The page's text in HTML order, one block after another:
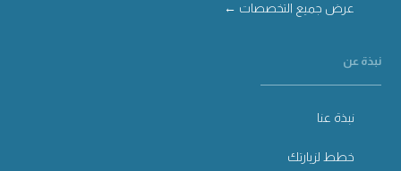
عرض جميع التخصصات ←
نبذة عن
نبذة عنا
خطط لزيارتك